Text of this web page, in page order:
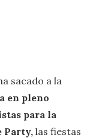
sacado a la
en pleno
para la
Party, las fiestas